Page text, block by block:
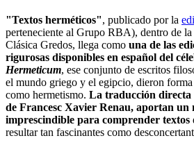
"Textos herméticos", publicado por la
perteneciente al Grupo RBA), dentro de
Clásica Gredos, llega como una de las
rigurosas disponibles en español del
Hermeticum, ese conjunto de escritos
el mundo griego y el egipcio, dieron
como hermetismo. La traducción directa
de Francesc Xavier Renau, aportan un
imprescindible para comprender textos
resultar tan fascinantes como